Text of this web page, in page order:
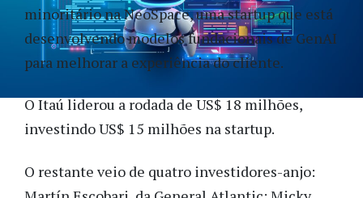
minoritário na NeoSpace, uma startup que está
desenvolvendo modelos fundacionais de GenAI
para melhorar a experiência do cliente.
O Itaú liderou a rodada de US$ 18 milhões,
investindo US$ 15 milhões na startup.
O restante veio de quatro investidores-anjo: